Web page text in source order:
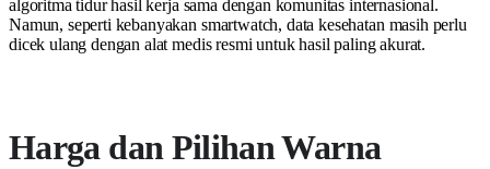
algoritma tidur hasil kerja sama dengan komunitas internasional.
Namun, seperti kebanyakan smartwatch, data kesehatan masih perlu
dicek ulang dengan alat medis resmi untuk hasil paling akurat.
Harga dan Pilihan Warna